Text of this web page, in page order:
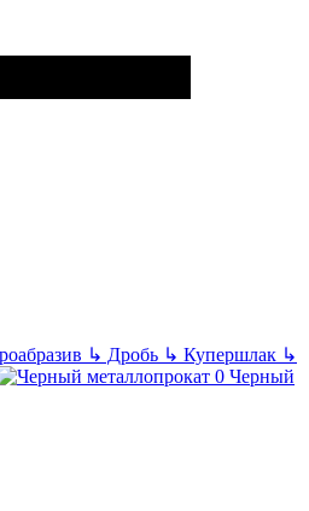
↳ Дробь ↳ Купершлак ↳
Черный